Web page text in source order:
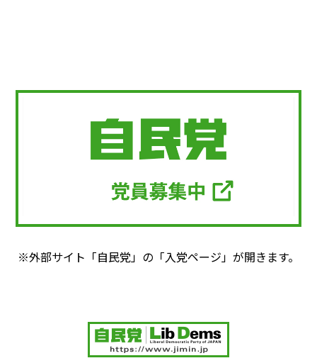
※外部サイト「自民党」の「入党ページ」が開きます。